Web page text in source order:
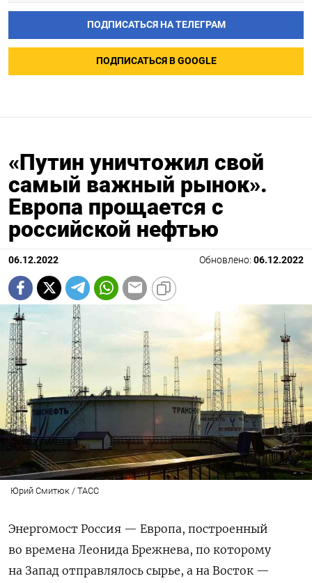
ПОДПИСАТЬСЯ НА ТЕЛЕГРАМ
ПОДПИСАТЬСЯ В GOOGLE
«Путин уничтожил свой
самый важный рынок».
Европа прощается с
российской нефтью
06.12.2022 Обновлено: 06.12.2022
Юрий Смитюк / ТАСС
Энергомост Россия — Европа, построенный
во времена Леонида Брежнева, по которому
на Запад отправлялось сырье, а на Восток —